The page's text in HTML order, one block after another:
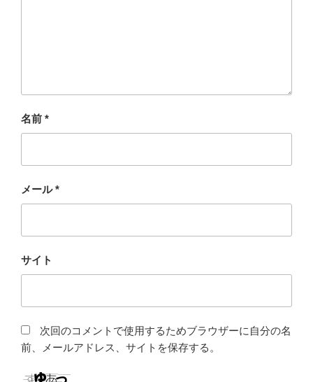
名前 *
メール*
サイト
次回のコメントで使用するためブラウザーに自分の名
前、メールアドレス、サイトを保存する。